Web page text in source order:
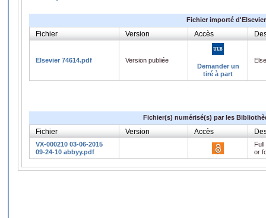
Fichier importé d'Elsevier
Fichier Version Accès
Elsevier 74614.pdf
Version publiée
Demander un
tiré à part
Fichier(s) numérisé(s) par les
Fichier Version Accès
VX-000210 03-06-2015
09-24-10 abbyy.pdf
or